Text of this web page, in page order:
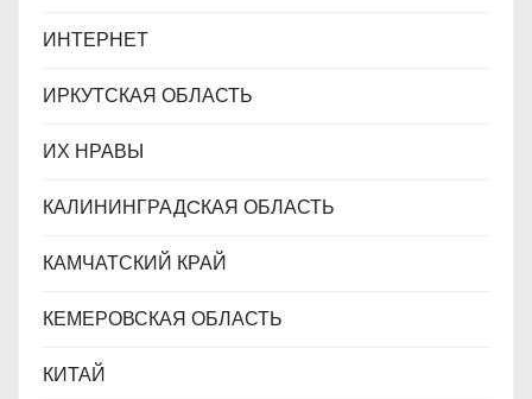
ИНТЕРНЕТ
ИРКУТСКАЯ ОБЛАСТЬ
ИХ НРАВЫ
КАЛИНИНГРАДCКАЯ ОБЛАСТЬ
КАМЧАТСКИЙ КРАЙ
КЕМЕРОВСКАЯ ОБЛАСТЬ
КИТАЙ